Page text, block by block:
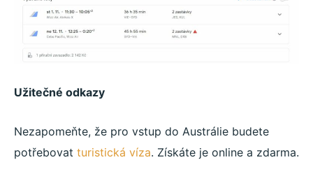
Užitečné odkazy
Nezapomeňte, že pro vstup do Austrálie budete
potřebovat turistická víza. Získáte je online a zdarma.